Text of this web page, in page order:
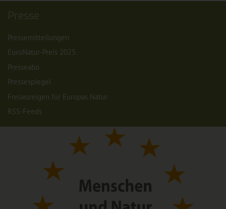
Presse
Pressemitteilungen
EuroNatur-Preis 2025
Presseabo
Pressespiegel
Freianzeigen für Europas Natur
RSS-Feeds